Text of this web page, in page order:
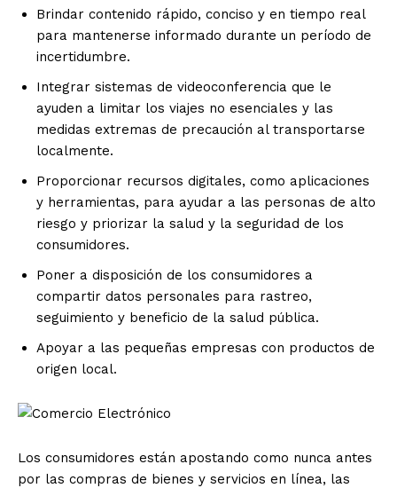
Brindar contenido rápido, conciso y en tiempo real
para mantenerse informado durante un período de
incertidumbre.
Integrar sistemas de videoconferencia que le
ayuden a limitar los viajes no esenciales y las
medidas extremas de precaución al transportarse
localmente.
Proporcionar recursos digitales, como aplicaciones
y herramientas, para ayudar a las personas de alto
riesgo y priorizar la salud y la seguridad de los
consumidores.
Poner a disposición de los consumidores a
compartir datos personales para rastreo,
seguimiento y beneficio de la salud pública.
Apoyar a las pequeñas empresas con productos de
origen local.
Los consumidores están apostando como nunca antes
por las compras de bienes y servicios en línea, las